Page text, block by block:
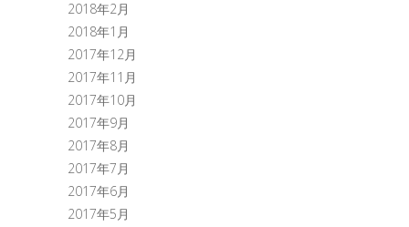
2018年2月
2018年1月
2017年12月
2017年11月
2017年10月
2017年9月
2017年8月
2017年7月
2017年6月
2017年5月